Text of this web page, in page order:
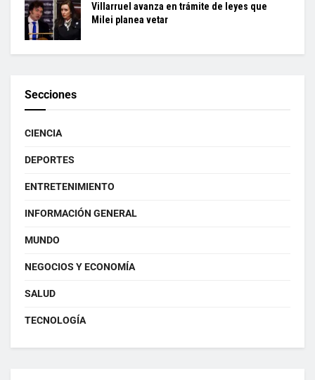
Villarruel avanza en trámite de leyes que
Milei planea vetar
Secciones
CIENCIA
DEPORTES
ENTRETENIMIENTO
INFORMACIÓN GENERAL
MUNDO
NEGOCIOS Y ECONOMÍA
SALUD
TECNOLOGÍA